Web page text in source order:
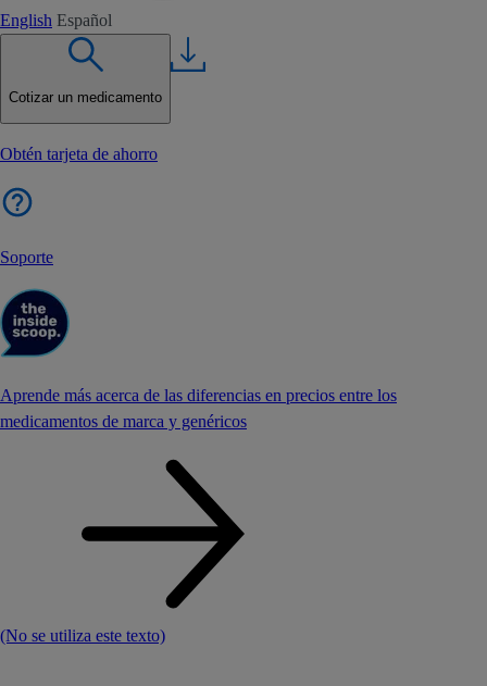
English Español
Cotizar un medicamento
Obtén tarjeta de ahorro
Soporte
Aprende más acerca de las diferencias en precios entre los
medicamentos de marca y genéricos
(No se utiliza este texto)